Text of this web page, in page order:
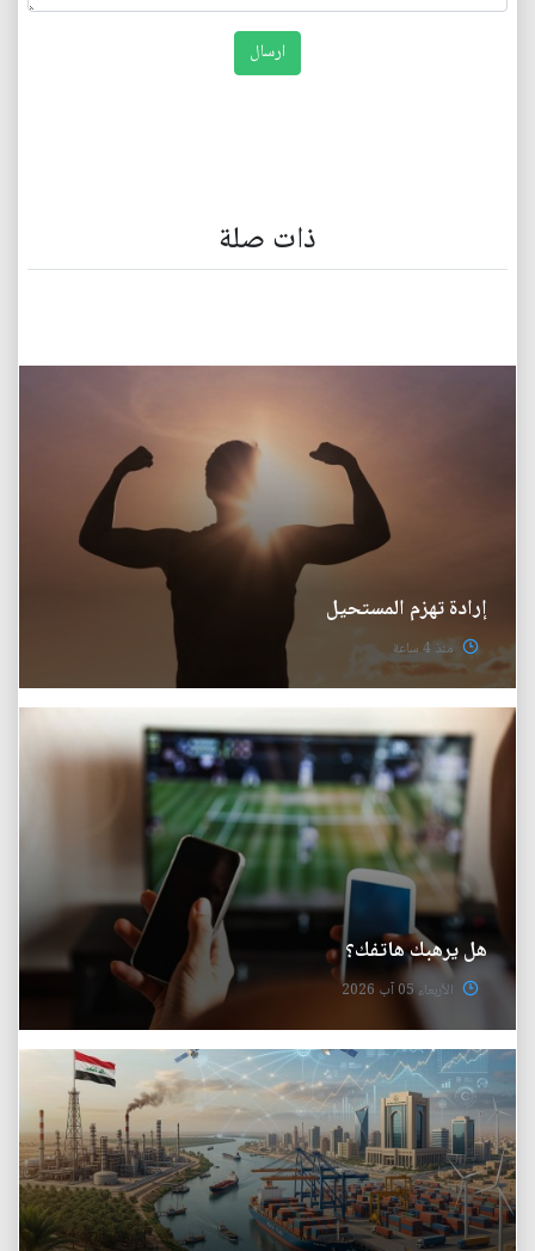
ذات صلة
إرادة تهزم المستحيل
منذ 4 ساعة
هل يرهبك هاتفك؟
الأربعاء 05 آب 2026